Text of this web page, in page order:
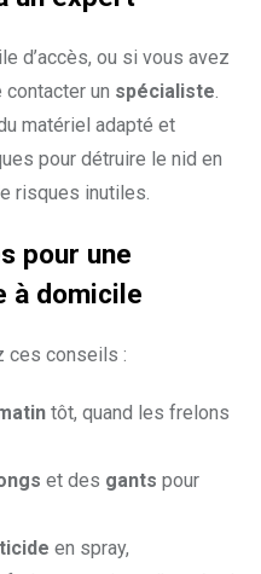
d’accès, ou si vous avez
un spécialiste.
matériel adapté et
pour détruire le nid en
risques inutiles.
pour une
à domicile
ces conseils :
tôt, quand les frelons
et des gants pour
en spray,